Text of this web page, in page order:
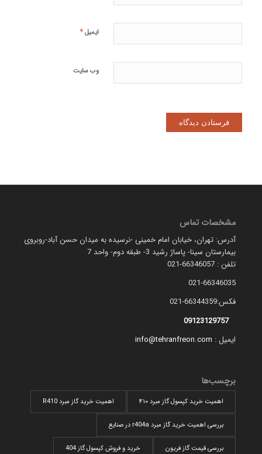
ایمیل*
وب‌ سایت
مشخصات تماس
آدرس: تهران، خیابان امام خمینی -نرسیده به میدان حسن آباد-روبروی
بیمارستان سینا- پاساژ رشید 3- طبقه دوم- واحد 7
تلفن : 66346057-021
021-66346035
فکس:66344359-021
09123129757
ایمیل : info@tehranfreon.com
برچسب‌ها
اهمیت خرید کپسول گاز مبرد ۴۱۰ اهمیت خرید گاز مبرد R410
بررسی اهمیت خرید گاز مبرد r404a در صنایع
بررسی قیمت گاز فریون خرید و فروش کپسول گاز 404